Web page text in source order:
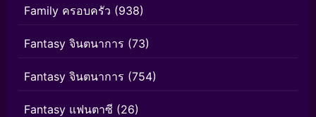
Family ครอบครัว (938)
Fantasy จินตนาการ (73)
Fantasy จินตนาการ (754)
Fantasy แฟนตาซี (26)